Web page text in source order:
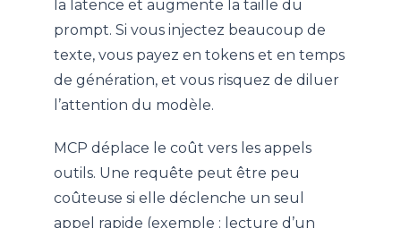
la latence et augmente la taille du
prompt. Si vous injectez beaucoup de
texte, vous payez en tokens et en temps
de génération, et vous risquez de diluer
l’attention du modèle.
MCP déplace le coût vers les appels
outils. Une requête peut être peu
coûteuse si elle déclenche un seul
appel rapide (exemple : lecture d’un